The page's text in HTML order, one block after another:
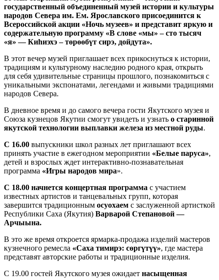
государственный объединенный музей истории и культуры
народов Севера им. Ем. Ярославского присоединится к
Всероссийской акции «Ночь музеев» и представит яркую и
содержательную программу «В слове «мы» – сто тысяч
«я» — Киһиэхэ – төрөөбүт сирэ, дойдута».
В этот вечер музей приглашает всех прикоснуться к истории,
традициям и культурному наследию родного края, открыть
для себя удивительные страницы прошлого, познакомиться с
уникальными экспонатами, легендами и живыми традициями
народов Севера.
В дневное время и до самого вечера гости Якутского музея и
Союза кузнецов Якутии смогут увидеть и узнать о старинной
якутской технологии выплавки железа из местной руды.
С 16.00 выпускники школ разных лет приглашают всех
принять участие в ежегодном мероприятии «Белые паруса»,
детей и взрослых ждет интерактивно-познавательная
программа «Игры народов мира».
С 18.00 начнется концертная программа с участием
известных артистов и танцевальных групп, которая
завершится традиционным осуохаем с заслуженной артисткой
Республики Саха (Якутия) Варварой Степановой —
Арчыына.
В это же время откроется ярмарка-продажа изделий мастеров
кузнечного ремесла «Саха тимирэ: сөргүтүү», где мастера
представят авторские работы и традиционные изделия.
С 19.00 гостей Якутского музея ожидает насыщенная